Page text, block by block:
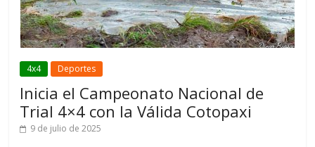
4x4 Deportes
Inicia el Campeonato Nacional de
Trial 4×4 con la Válida Cotopaxi
9 de julio de 2025